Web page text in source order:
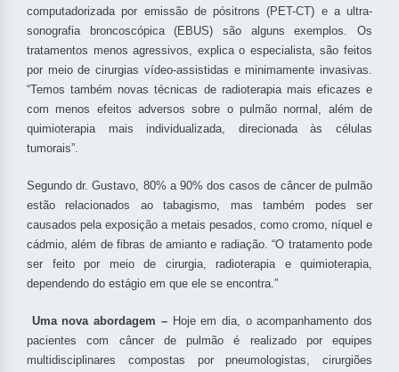
computadorizada por emissão de pósitrons (PET-CT) e a ultra-
sonografia broncoscópica (EBUS) são alguns exemplos. Os
tratamentos menos agressivos, explica o especialista, são feitos
por meio de cirurgias vídeo-assistidas e minimamente invasivas.
“Temos também novas técnicas de radioterapia mais eficazes e
com menos efeitos adversos sobre o pulmão normal, além de
quimioterapia mais individualizada, direcionada às células
tumorais”.
Segundo dr. Gustavo, 80% a 90% dos casos de câncer de pulmão
estão relacionados ao tabagismo, mas também podes ser
causados pela exposição a metais pesados, como cromo, níquel e
cádmio, além de fibras de amianto e radiação. “O tratamento pode
ser feito por meio de cirurgia, radioterapia e quimioterapia,
dependendo do estágio em que ele se encontra.”
Uma nova abordagem – Hoje em dia, o acompanhamento dos
pacientes com câncer de pulmão é realizado por equipes
multidisciplinares compostas por pneumologistas, cirurgiões